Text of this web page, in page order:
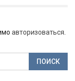
авторизоваться